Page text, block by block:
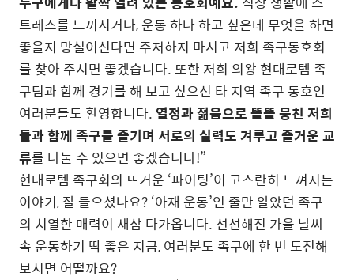
트레스를 느끼시거나, 운동 하나 하고 싶은데 무엇을 하면
좋을지 망설이신다면 주저하지 마시고 저희 족구동호회
를 찾아 주시면 좋겠습니다. 또한 저희 의왕 현대로템 족
구팀과 함께 경기를 해 보고 싶으신 타 지역 족구 동호인
여러분들도 환영합니다. 열정과 젊음으로 똘똘 뭉친 저희
들과 함께 족구를 즐기며 서로의 실력도 겨루고 즐거운 교
류를 나눌 수 있으면 좋겠습니다!”
현대로템 족구회의 뜨거운 ‘파이팅’이 고스란히 느껴지는
이야기, 잘 들으셨나요? ‘아재 운동’인 줄만 알았던 족구
의 치열한 매력이 새삼 다가옵니다. 선선해진 가을 날씨
속 운동하기 딱 좋은 지금, 여러분도 족구에 한 번 도전해
보시면 어떨까요?